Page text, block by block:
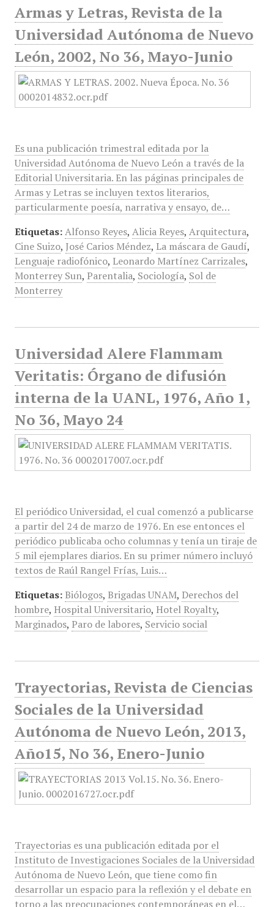
Armas y Letras, Revista de la
Universidad Autónoma de Nuevo
León, 2002, No 36, Mayo-Junio
Es una publicación trimestral editada por la
Universidad Autónoma de Nuevo León a través de la
Editorial Universitaria. En las páginas principales de
Armas y Letras se incluyen textos literarios,
particularmente poesía, narrativa y ensayo, de…
Etiquetas: Alfonso Reyes, Alicia Reyes, Arquitectura,
Cine Suizo, José Carios Méndez, La máscara de Gaudí,
Lenguaje radiofónico, Leonardo Martínez Carrizales,
Monterrey Sun, Parentalia, Sociología, Sol de
Monterrey
Universidad Alere Flammam
Veritatis: Órgano de difusión
interna de la UANL, 1976, Año 1,
No 36, Mayo 24
El periódico Universidad, el cual comenzó a publicarse
a partir del 24 de marzo de 1976. En ese entonces el
periódico publicaba ocho columnas y tenía un tiraje de
5 mil ejemplares diarios. En su primer número incluyó
textos de Raúl Rangel Frías, Luis…
Etiquetas: Biólogos, Brigadas UNAM, Derechos del
hombre, Hospital Universitario, Hotel Royalty,
Marginados, Paro de labores, Servicio social
Trayectorias, Revista de Ciencias
Sociales de la Universidad
Autónoma de Nuevo León, 2013,
Año15, No 36, Enero-Junio
Trayectorias es una publicación editada por el
Instituto de Investigaciones Sociales de la Universidad
Autónoma de Nuevo León, que tiene como fin
desarrollar un espacio para la reflexión y el debate en
torno a las preocupaciones contemporáneas en el…